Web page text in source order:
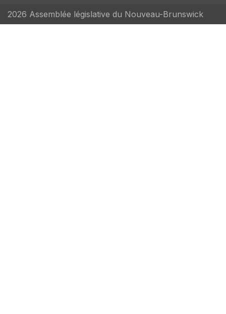
2026 Assemblée législative du Nouveau-Brunswick